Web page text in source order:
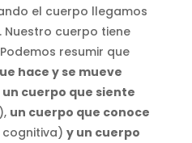
el cuerpo llegamos
Nuestro cuerpo tiene
resumir que
hace y se mueve
un cuerpo que siente
un cuerpo que conoce
cognitiva) y un cuerpo